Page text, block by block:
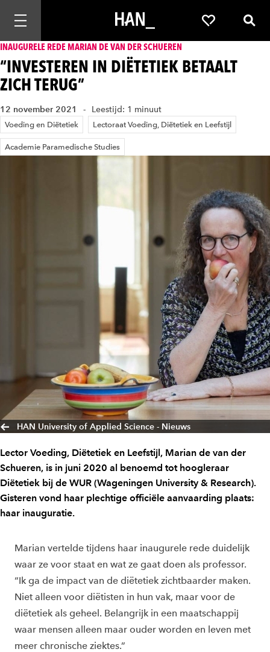
Mobiele navigatie openen Favorieten
INAUGURELE REDE MARIAN DE VAN DER SCHUEREN
“INVESTEREN IN DIËTETIEK BETAALT
ZICH TERUG”
12 november 2021 Leestijd: 1 minuut
Voeding en Diëtetiek Lectoraat Voeding, Diëtetiek en Leefstijl
Academie Paramedische Studies
HAN University of Applied Science - Nieuws
Lector Voeding, Diëtetiek en Leefstijl, Marian de van der
Schueren, is in juni 2020 al benoemd tot hoogleraar
Diëtetiek bij de WUR (Wageningen University & Research).
Gisteren vond haar plechtige officiële aanvaarding plaats:
haar inauguratie.
Marian vertelde tijdens haar inaugurele rede duidelijk
waar ze voor staat en wat ze gaat doen als professor.
“Ik ga de impact van de diëtetiek zichtbaarder maken.
Niet alleen voor diëtisten in hun vak, maar voor de
diëtetiek als geheel. Belangrijk in een maatschappij
waar mensen alleen maar ouder worden en leven met
meer chronische ziektes.”